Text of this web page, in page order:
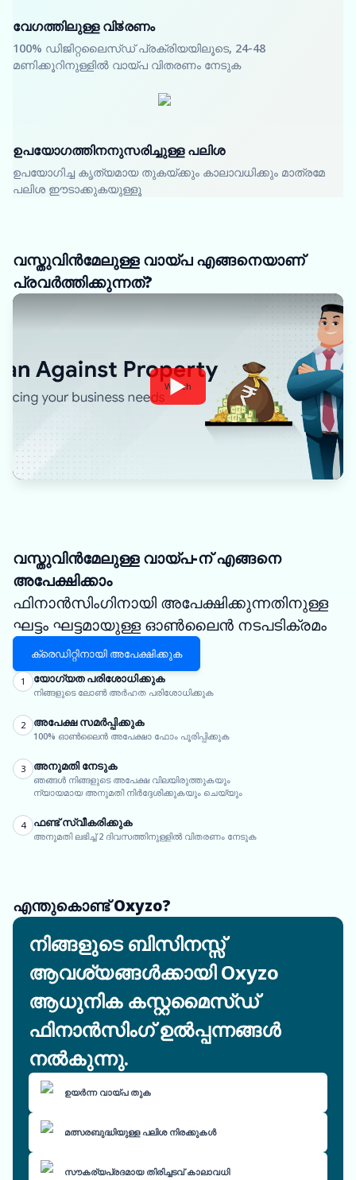
വേഗത്തിലുള്ള വിತരണം
100% ഡിജിറ്റലൈസ്ഡ് പ്രക്രിയയിലൂടെ, 24-48
മണിക്കൂറിനുള്ളിൽ വായ്പ വിതരണം നേടുക
ഉപയോഗത്തിനനുസരിച്ചുള്ള പലിശ
ഉപയോഗിച്ച കൃത്യമായ തുകയ്ക്കും കാലാവധിക്കും മാത്രമേ
പലിശ ഈടാക്കുകയുള്ളൂ
വസ്തുവിൻമേലുള്ള വായ്പ എങ്ങനെയാണ്
പ്രവർത്തിക്കുന്നത്?
Watch
വസ്തുവിൻമേലുള്ള വായ്പ-ന് എങ്ങനെ
അപേക്ഷിക്കാം
ഫിനാൻസിംഗിനായി അപേക്ഷിക്കുന്നതിനുള്ള
ഘട്ടം ഘട്ടമായുള്ള ഓൺലൈൻ നടപടിക്രമം
ക്രെഡിറ്റിനായി അപേക്ഷിക്കുക
1 യോഗ്യത പരിശോധിക്കുക
നിങ്ങളുടെ ലോൺ അർഹത പരിശോധിക്കുക
2 അപേക്ഷ സമർപ്പിക്കുക
100% ഓൺലൈൻ അപേക്ഷാ ഫോം പൂരിപ്പിക്കുക
3 അനുമതി നേടുക
ഞങ്ങൾ നിങ്ങളുടെ അപേക്ഷ വിലയിരുത്തുകയും
ന്യായമായ അനുമതി നിർദ്ദേശിക്കുകയും ചെയ്യും
4 ഫണ്ട് സ്വീകരിക്കുക
അനുമതി ലഭിച്ച് 2 ദിവസത്തിനുള്ളിൽ വിതരണം നേടുക
എന്തുകൊണ്ട് Oxyzo?
നിങ്ങളുടെ ബിസിനസ്സ്
ആവശ്യങ്ങൾക്കായി Oxyzo
ആധുനിക കസ്റ്റമൈസ്ഡ്
ഫിനാൻസിംഗ് ഉൽപ്പന്നങ്ങൾ
നൽകുന്നു.
ഉയർന്ന വായ്പ തുക
മത്സരബുദ്ധിയുള്ള പലിശ നിരക്കുകൾ
സൗകര്യപ്രദമായ തിരിച്ചടവ് കാലാവധി